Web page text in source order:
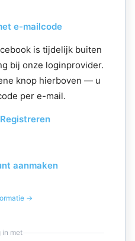
e-mailcode
is tijdelijk buiten
bij onze loginprovider.
knop hierboven — u
per e-mail.
aanmaken
→
in met